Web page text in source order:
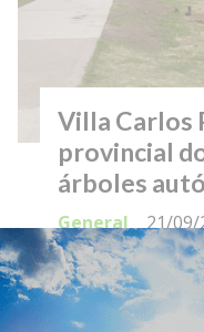
Villa Carlos
provincial
árboles
General
21/09/
El Ministerio de
Córdoba
árboles